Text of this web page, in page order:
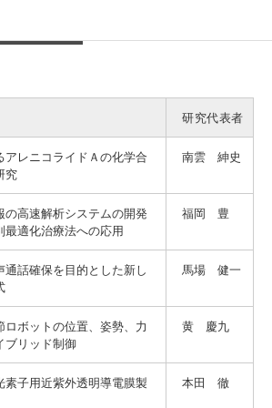
研究代表者
アレニコライドＡの化学合
究
南雲 紳史
の高速解析システムの開発
最適化治療法への応用
福岡 豊
通話確保を目的とした新し
馬場 健一
ロボットの位置、姿勢、力
ブリッド制御
黄 慶九
素子用近紫外透明導電膜製
本田 徹